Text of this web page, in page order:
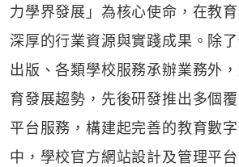
力學界發展」為核心使命，在教
深厚的行業資源與實踐成果。除
出版、各類學校服務承辦業務外
育發展趨勢，先後研發推出多個
平台服務，構建起完善的教育數
中，學校官方網站設計及管理平